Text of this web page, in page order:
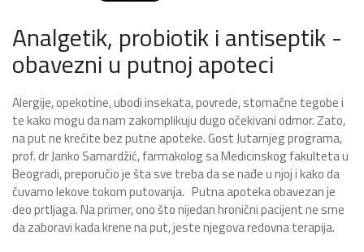
Analgetik, probiotik i antiseptik -
obavezni u putnoj apoteci
Alergije, opekotine, ubodi insekata, povrede, stomačne tegobe i
te kako mogu da nam zakomplikuju dugo očekivani odmor. Zato,
na put ne krećite bez putne apoteke. Gost Jutarnjeg programa,
prof. dr Janko Samardžić, farmakolog sa Medicinskog fakulteta u
Beogradi, preporučio je šta sve treba da se nađe u njoj i kako da
čuvamo lekove tokom putovanja. Putna apoteka obavezan je
deo prtljaga. Na primer, ono što nijedan hronični pacijent ne sme
da zaboravi kada krene na put, jeste njegova redovna terapija.